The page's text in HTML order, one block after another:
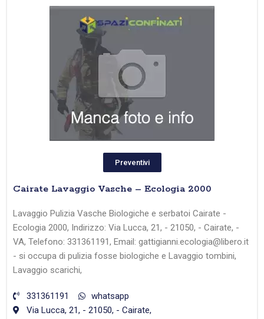
Preventivi
Cairate Lavaggio Vasche – Ecologia 2000
Lavaggio Pulizia Vasche Biologiche e serbatoi Cairate -
Ecologia 2000, Indirizzo: Via Lucca, 21, - 21050, - Cairate, -
VA, Telefono: 331361191, Email: gattigianni.ecologia@libero.it
- si occupa di pulizia fosse biologiche e Lavaggio tombini,
Lavaggio scarichi,
331361191
whatsapp
Via Lucca, 21, - 21050, - Cairate,